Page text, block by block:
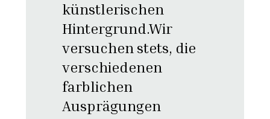
künstlerischen
Hintergrund.Wir
versuchen stets, die
verschiedenen
farblichen
Ausprägungen